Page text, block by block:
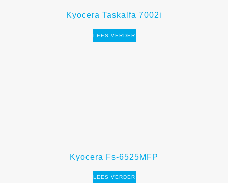
Kyocera Taskalfa 7002i
LEES VERDER
Kyocera Fs-6525MFP
LEES VERDER